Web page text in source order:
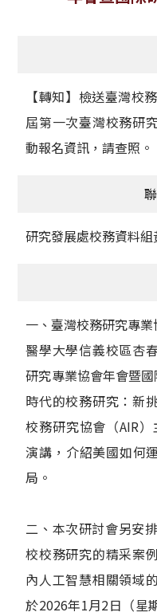
【轉知】檢送臺灣校
屆第一次臺灣校務研
動報名資訊，請查照。
研究發展處校務資料
一、臺灣校務研究專
醫學大學信義校區杏
研究專業協會年會暨
時代的校務研究：新
校務研究協會（AIR
演講，介紹美國如何
局。
二、本次研討會另安
校校務研究的精采案
內人工智慧相關領域
於2026年1月2日（星